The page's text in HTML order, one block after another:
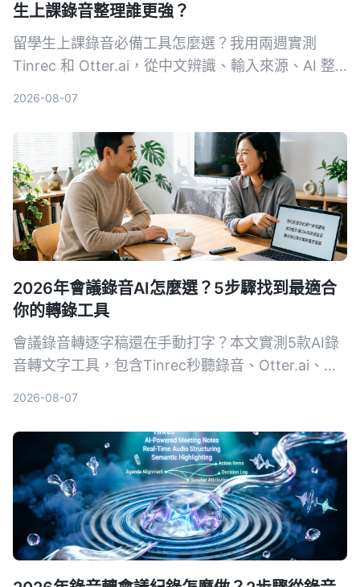
生上課錄音整理誰更強？
留學生上課錄音必備工具怎麼選？我用兩週實測
Tinrec 和 Otter.ai，從中文辨識、輸入來源、AI 整
2026-08-07
2026年會議錄音AI怎麼選？5步驟找到最適合
你的轉錄工具
會議錄音轉逐字稿還在手動打字？本文實測5款AI錄
音轉文字工具，包含Tinrec秒聽錄音、Otter.ai、
的會議記錄幫手。
2026-08-07